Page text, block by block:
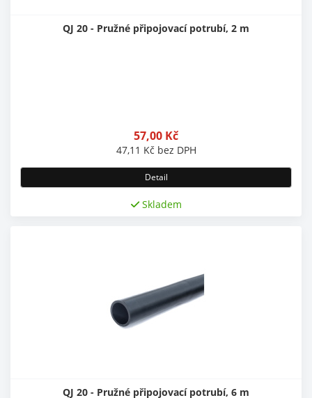
QJ 20 - Pružné připojovací potrubí, 2 m
57,00 Kč
47,11 Kč bez DPH
Detail
Skladem
QJ 20 - Pružné připojovací potrubí, 6 m